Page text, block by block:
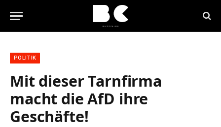
POLITIK
Mit dieser Tarnfirma
macht die AfD ihre
Geschäfte!